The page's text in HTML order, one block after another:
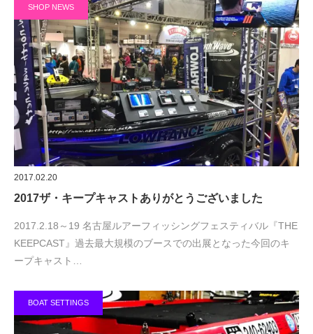
SHOP NEWS
2017.02.20
2017ザ・キープキャストありがとうございました
2017.2.18～19 名古屋ルアーフィッシングフェスティバル『THE
KEEPCAST』過去最大規模のブースでの出展となった今回のキ
ープキャスト…
BOAT SETTINGS